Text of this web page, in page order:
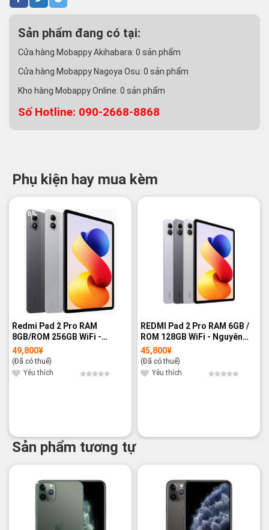
Sản phẩm đang có tại:
Cửa hàng Mobappy Akihabara: 0 sản phẩm
Cửa hàng Mobappy Nagoya Osu: 0 sản phẩm
Kho hàng Mobappy Online: 0 sản phẩm
Số Hotline: 090-2668-8868
Phụ kiện hay mua kèm
-6%
Redmi Pad 2 Pro RAM
8GB/ROM 256GB WiFi -
Nguyên hộp
49,800¥
(Đã có thuế)
Yêu thích
REDMI Pad 2 Pro RAM 6GB /
ROM 128GB WiFi - Nguyên
hộp
45,800¥
(Đã có thuế)
Yêu thích
Sản phẩm tương tự
-12% -23%